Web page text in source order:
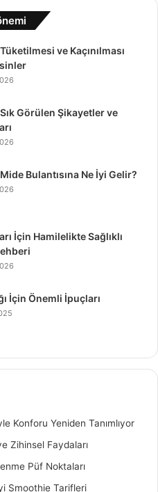
ve Kaçınılması
Görülen Şikayetler ve
Bulantısına Ne İyi Gelir?
İçin Hamilelikte Sağlıklı
İçin Önemli İpuçları
Konforu Yeniden Tanımlıyor
Zihinsel Faydaları
Püf Noktaları
Smoothie Tarifleri